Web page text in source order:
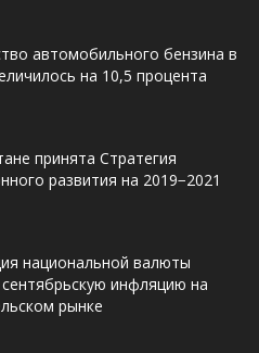
автомобильного бензина в
на 10,5 процента
принята Стратегия
развития на 2019−2021
национальной валюты
инфляцию на
рынке